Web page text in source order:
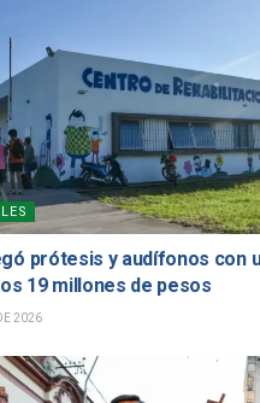
prótesis y audífonos con
19 millones de pesos
2026